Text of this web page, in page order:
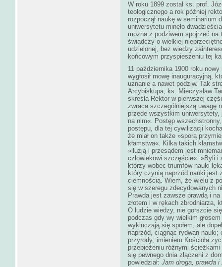
W roku 1899 został ks. prof.
teologicznego a rok później
rozpoczął naukę w seminarium
uniwersytetu minęło
można z podziwem spojrzeć
świadczy o wielkiej
udzielonej, bez wiedzy
końcowym przyspieszeniu tej
11 października 1900 roku
wygłosił mowę inauguracyjną,
uznanie a nawet podziw. Tak
Arcybiskupa, ks. Mieczysław
skreśla Rektor w pierwszej
zwraca szczególniejszą uwagę
przede wszystkim
na nim«. Postęp
postępu, dla tej cywilizacji
że miał on także »sporą
kłamstwa«. Kilka takich
»iluzją i przesądem jest
człowiekowi szczęście«. »Byli i
którzy wobec triumfów nauki
który czynią naprzód nauki jest
ciemnością. Wiem, że wielu z
się w szeregu zdecydowanych
Prawda jest zawsze prawdą i
złotem i w rękach zbrodniarza,
O ludzie wiedzy, nie gorszcie
podczas gdy wy wielkim
wykluczają się społem, ale
naprzód, ciągnąc rydwan nauki;
przyrody; imieniem Kościoła
przebieżeniu różnymi
się pewnego dnia złączeni z
powiedział: Jam droga, prawda i